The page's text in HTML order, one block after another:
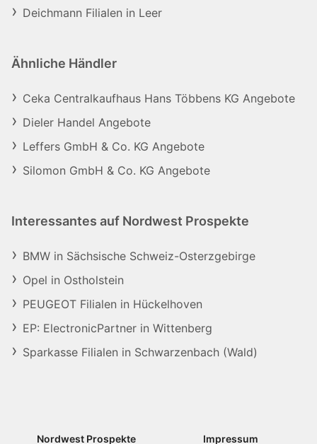
Deichmann Filialen in Leer
Ähnliche Händler
Ceka Centralkaufhaus Hans Többens KG Angebote
Dieler Handel Angebote
Leffers GmbH & Co. KG Angebote
Silomon GmbH & Co. KG Angebote
Interessantes auf Nordwest Prospekte
BMW in Sächsische Schweiz-Osterzgebirge
Opel in Ostholstein
PEUGEOT Filialen in Hückelhoven
EP: ElectronicPartner in Wittenberg
Sparkasse Filialen in Schwarzenbach (Wald)
Nordwest Prospekte Impressum